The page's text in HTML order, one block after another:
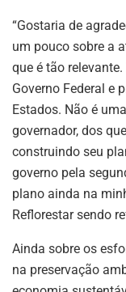
“Gostaria de
um pouco sobre a
que é tão
Governo Federal e
Estados. Não é
governador, dos
construindo seu
governo pela
plano ainda na
Reflorestar sendo
Ainda sobre os
na preservação